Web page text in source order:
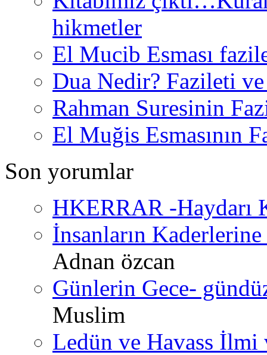
hikmetler
El Mucib Esması
Dua Nedir? Fazileti
Rahman Suresinin
El Muğis Esmasının
Son yorumlar
HKERRAR -Haydarı
İnsanların
Adnan özcan
Günlerin Gece-
Muslim
Ledün ve Havass İlmi